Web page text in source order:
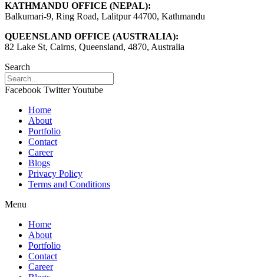
KATHMANDU OFFICE (NEPAL):
Balkumari-9, Ring Road, Lalitpur 44700, Kathmandu
QUEENSLAND OFFICE (AUSTRALIA):
82 Lake St, Cairns, Queensland, 4870, Australia
Search
Facebook TwitterYoutube
Home
About
Portfolio
Contact
Career
Blogs
Privacy Policy
Terms and Conditions
Menu
Home
About
Portfolio
Contact
Career